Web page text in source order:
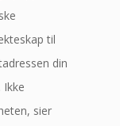
til
din
sier